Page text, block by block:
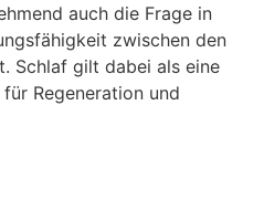
auch die Frage in
zwischen den
Schlaf gilt dabei als eine
Regeneration und